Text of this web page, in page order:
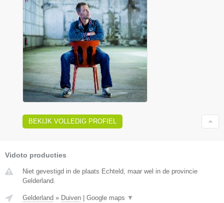
BEKIJK VOLLEDIG PROFIEL
Vidoto producties
Niet gevestigd in de plaats Echteld, maar wel in de provincie
Gelderland.
Gelderland » Duiven Google maps ▼